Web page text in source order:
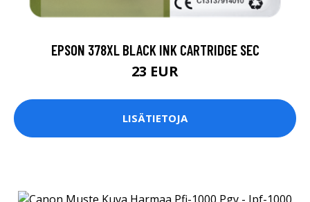
EPSON 378XL BLACK INK CARTRIDGE SEC
23 EUR
LISÄTIETOJA